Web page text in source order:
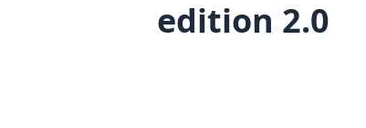
edition 2.0